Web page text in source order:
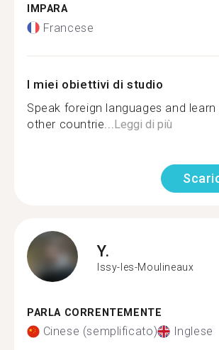
IMPARA
Francese
I miei obiettivi di studio
Speak foreign languages and
other countrie... Leggi di più
Y.
Issy-les-Moulineaux
PARLA CORRENTEMENTE
Cinese (semplificato) Inglese